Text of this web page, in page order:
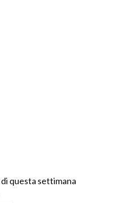
questa settimana